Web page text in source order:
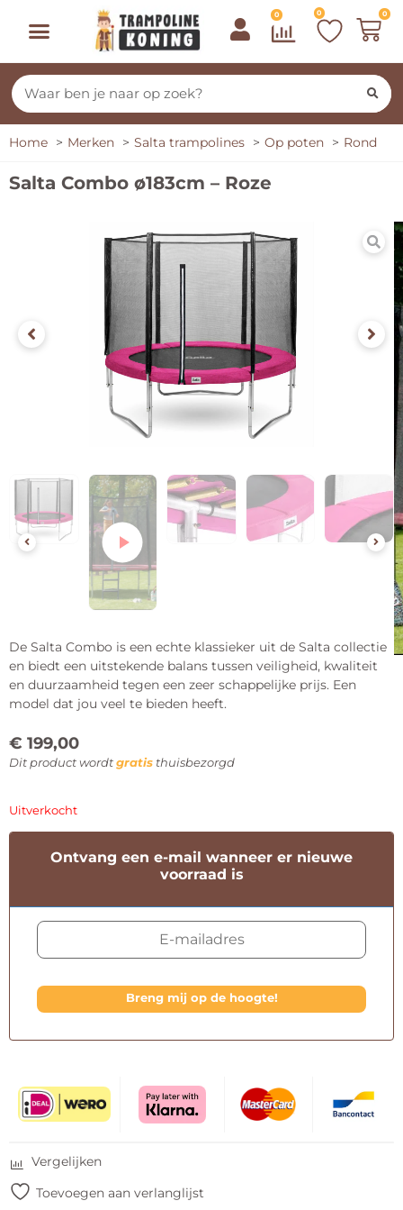
0 0 0
Home Merken Salta trampolines Op poten Rond
Salta Combo ø183cm – Roze
De Salta Combo is een echte klassieker uit de Salta collectie
en biedt een uitstekende balans tussen veiligheid, kwaliteit
en duurzaamheid tegen een zeer schappelijke prijs. Een
model dat jou veel te bieden heeft.
€ 199,00
Dit product wordt gratis thuisbezorgd
Uitverkocht
Ontvang een e-mail wanneer er nieuwe
voorraad is
Breng mij op de hoogte!
Vergelijken
Toevoegen aan verlanglijst